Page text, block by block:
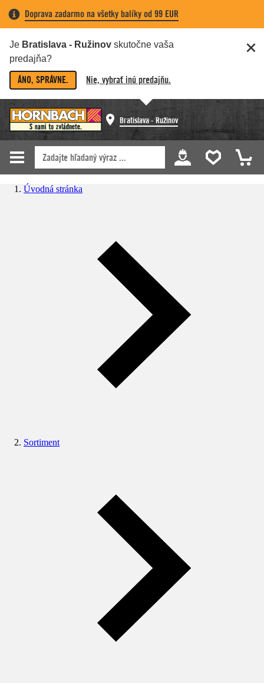
Doprava zadarmo na všetky balíky od 99 EUR
Je Bratislava - Ružinov skutočne vaša
predajňa?
ÁNO, SPRÁVNE. Nie, vybrať inú predajňu.
Bratislava - Ružinov
Úvodná stránka
Sortiment